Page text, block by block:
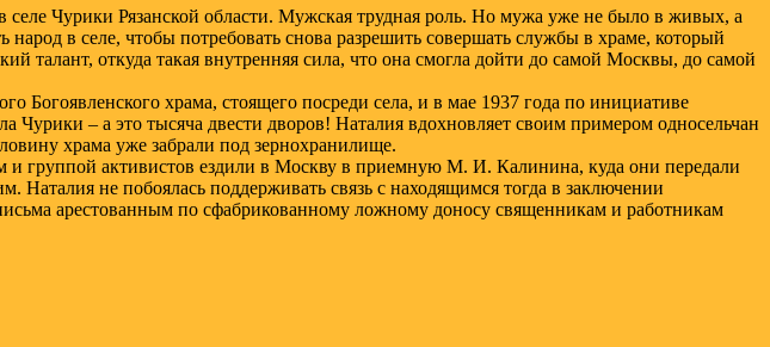
селе Чурики Рязанской области. Мужская трудная роль. Но мужа уже не было в живых, а
в селе, чтобы потребовать снова разрешить совершать службы в храме, который
талант, откуда такая внутренняя сила, что она смогла дойти до самой Москвы, до самой
Богоявленского храма, стоящего посреди села, и в мае 1937 года по инициативе
Чурики – а это тысяча двести дворов! Наталия вдохновляет своим примером односельчан
храма уже забрали под зернохранилище.
группой активистов ездили в Москву в приемную М. И. Калинина, куда они передали
не побоялась поддерживать связь с находящимся тогда в заключении
арестованным по сфабрикованному ложному доносу священникам и работникам